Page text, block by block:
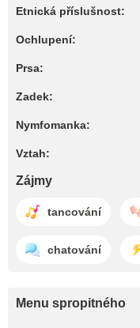
Etnická příslušnost:
Ochlupení:
Prsa:
Zadek:
Nymfomanka:
Vztah:
Zájmy
tancování
chatování
Menu spropitného